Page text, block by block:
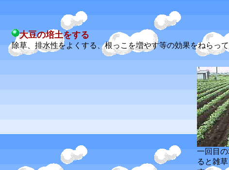
大豆の培土をする
除草、排水性をよくする、根っこを増やす等の効果をねらっ
一回目
ると雑